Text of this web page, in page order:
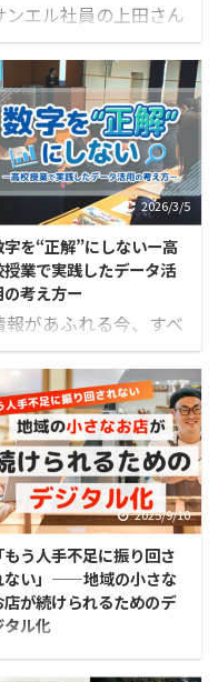
ンエル社員の上田さん
、三重県内のある自治
で、地域活性化起業人
して関わっています。
の取り組みは自治体と
協定のもとで進められ
ており、庁内でのデジタ
ツールの活用につい
、日々の業務の中で職
の方々と相談や確認を
ながら進められていま
。 上田さんはツールの
い方に加えて、業務の
れの中に入りながら、
々どのように業務が進
られているかや現場の
況についても丁寧に対
を重ねています。 その
で感じられるのは、
困っている感覚はある
ものの、それがはっきり
言葉にされていない」
面が少なくないという
...
2026/3/5
字を“正解”にしないー高
授業で実践したデータ活
の考え方ー
報があふれる今、すべ
を吟味して判断するの
は簡単ではありません。
からこそ、目に入りや
い情報や第一印象で決
てしまう場面も増えて
ます。 サンエルが考え
データ活用は、データ
材料に「次に何をする
か」を決め、実行し、確
め、必要なら直すこと
す。 本記事では、高校
例も交えながら、この考
2025/9/10
「もう人手不足に振り回さ
ない」——地域の小さな
店が続けられるためのデ
タル化
域に根ざし、お客さま